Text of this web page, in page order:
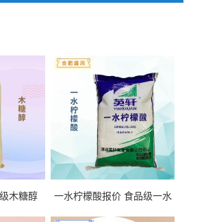
木糖醇
一水柠檬酸报价 食品级一水